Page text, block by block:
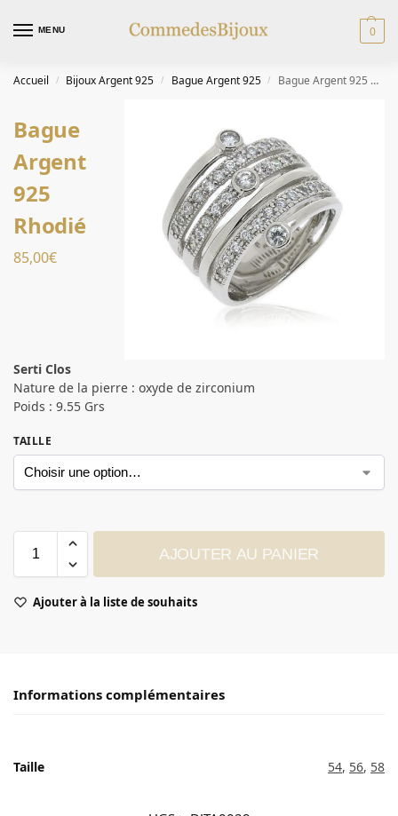
MENU 0
Accueil / Bijoux Argent 925 / Bague Argent 925 / Bague Argent 925 Rhodié
Bague
Argent
925
Rhodié
85,00€
Serti Clos
Nature de la pierre : oxyde de zirconium
Poids : 9.55 Grs
TAILLE
AJOUTER AU PANIER
Ajouter à la liste de souhaits
Informations complémentaires
Taille 54, 56, 58